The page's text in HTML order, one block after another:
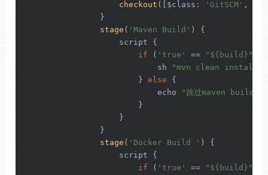
checkout ([ $class : 'GitSCM' ,
                }
stage ( 'Maven Build' ) {
                    script {
if ( 'true' == "${build}"
                            sh
"mvn clean install
                        }
else {
                            echo
"跳过maven build"
                        }
                    }
                }
stage ( 'Docker Build ' ) {
                    script {
if ( 'true' == "${build}"